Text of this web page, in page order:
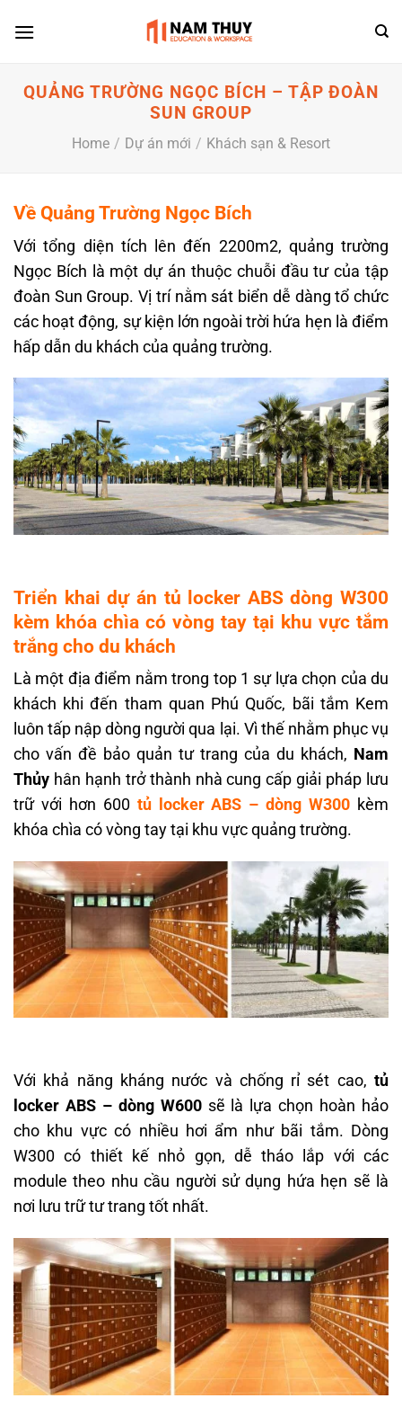
QUẢNG TRƯỜNG NGỌC BÍCH – TẬP ĐOÀN
SUN GROUP
Home / Dự án mới / Khách sạn & Resort
Về Quảng Trường Ngọc Bích
Với tổng diện tích lên đến 2200m2, quảng trường
Ngọc Bích là một dự án thuộc chuỗi đầu tư của tập
đoàn Sun Group. Vị trí nằm sát biển dễ dàng tổ chức
các hoạt động, sự kiện lớn ngoài trời hứa hẹn là điểm
hấp dẫn du khách của quảng trường.
Triển khai dự án tủ locker ABS dòng W300
kèm khóa chìa có vòng tay tại khu vực tắm
trắng cho du khách
Là một địa điểm nằm trong top 1 sự lựa chọn của du
khách khi đến tham quan Phú Quốc, bãi tắm Kem
luôn tấp nập dòng người qua lại. Vì thế nhằm phục vụ
cho vấn đề bảo quản tư trang của du khách, Nam
Thủy hân hạnh trở thành nhà cung cấp giải pháp lưu
trữ với hơn 600 tủ locker ABS – dòng W300 kèm
khóa chìa có vòng tay tại khu vực quảng trường.
Với khả năng kháng nước và chống rỉ sét cao, tủ
locker ABS – dòng W600sẽ là lựa chọn hoàn hảo
cho khu vực có nhiều hơi ẩm như bãi tắm. Dòng
W300 có thiết kế nhỏ gọn, dễ tháo lắp với các
module theo nhu cầu người sử dụng hứa hẹn sẽ là
nơi lưu trữ tư trang tốt nhất.